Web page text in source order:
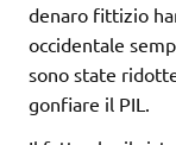
denaro fittizio
occidentale
sono state
gonfiare il PIL.